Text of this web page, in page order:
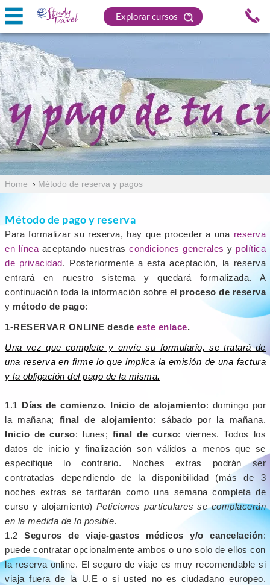
Explorar cursos
Home › Método de reserva y pagos
Método de pago y reserva
Para formalizar su reserva, hay que proceder a una reserva
en línea aceptando nuestras condiciones generales y política
de privacidad. Posteriormente a esta aceptación, la reserva
entrará en nuestro sistema y quedará formalizada. A
continuación toda la información sobre el proceso de reserva
y método de pago:
1-RESERVAR ONLINE desde este enlace.
Una vez que complete y envíe su formulario, se tratará de
una reserva en firme lo que implica la emisión de una factura
y la obligación del pago de la misma.
1.1 Días de comienzo. Inicio de alojamiento: domingo por
la mañana; final de alojamiento: sábado por la mañana.
Inicio de curso: lunes; final de curso: viernes. Todos los
datos de inicio y finalización son válidos a menos que se
especifique lo contrario. Noches extras podrán ser
contratadas dependiendo de la disponibilidad (más de 3
noches extras se tarifarán como una semana completa de
curso y alojamiento) Peticiones particulares se complacerán
en la medida de lo posible.
1.2 Seguros de viaje-gastos médicos y/o cancelación:
puede contratar opcionalmente ambos o uno solo de ellos con
la reserva online. El seguro de viaje es muy recomendable si
viaja fuera de la U.E o si usted no es ciudadano europeo.